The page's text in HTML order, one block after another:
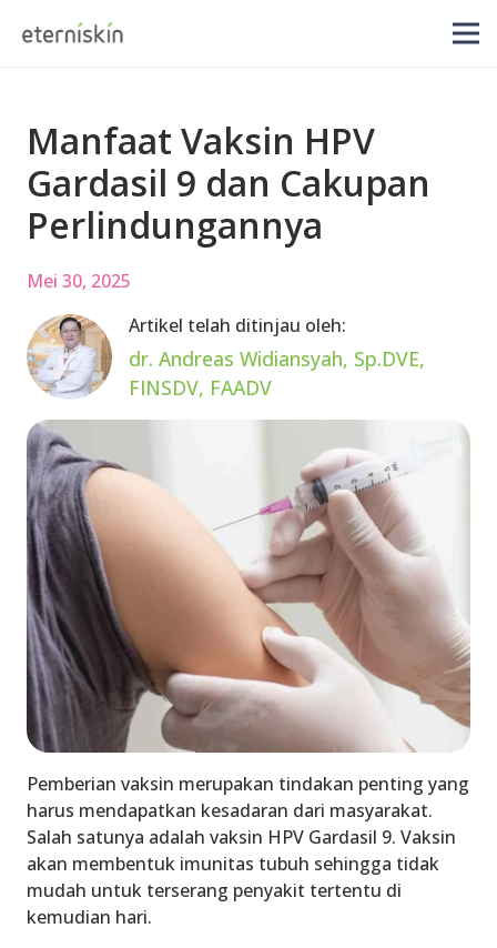
Manfaat Vaksin HPV
Gardasil 9 dan Cakupan
Perlindungannya
Mei 30, 2025
Artikel telah ditinjau oleh:
dr. Andreas Widiansyah, Sp.DVE,
FINSDV, FAADV
Pemberian vaksin merupakan tindakan penting yang
harus mendapatkan kesadaran dari masyarakat.
Salah satunya adalah vaksin HPV Gardasil 9. Vaksin
akan membentuk imunitas tubuh sehingga tidak
mudah untuk terserang penyakit tertentu di
kemudian hari.